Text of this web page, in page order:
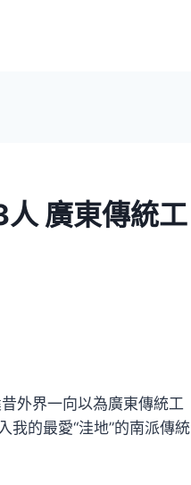
廣東傳統工
外界一向以為廣東傳統工
我的最愛“洼地”的南派傳統